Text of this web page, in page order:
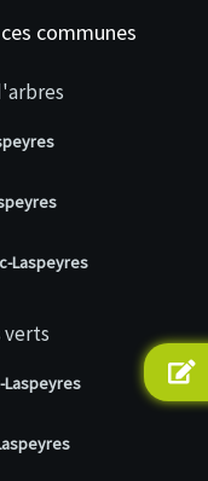
communes
Laspeyres
verts
Laspeyres